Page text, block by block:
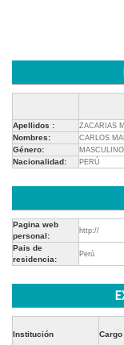
Apellidos : ZACARIAS
Nombres: CARLOS
Género: MASCULINO
Nacionalidad: PERÚ
Pagina web
personal:
http://
Pais de
residencia:
Perú
Institución Cargo